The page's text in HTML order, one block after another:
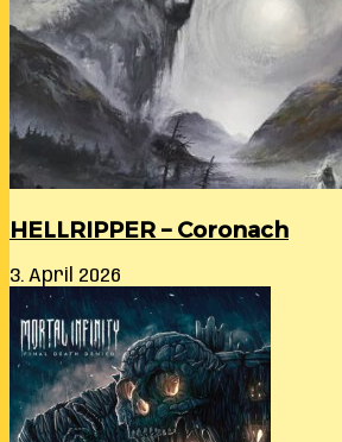
HELLRIPPER – Coronach
3. April 2026